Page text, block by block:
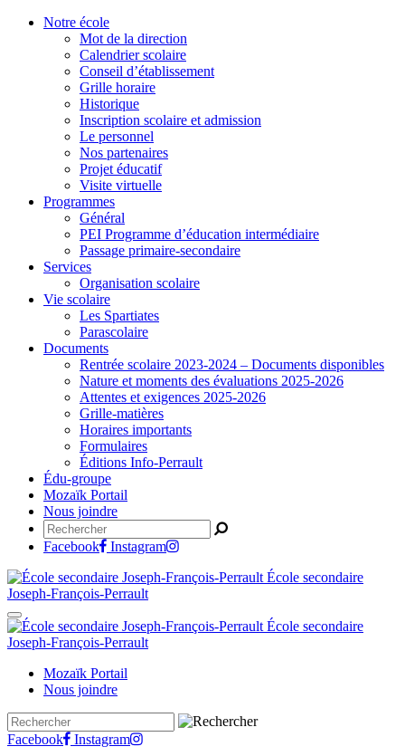
Notre école
Mot de la direction
Calendrier scolaire
Conseil d’établissement
Grille horaire
Historique
Inscription scolaire et admission
Le personnel
Nos partenaires
Projet éducatif
Visite virtuelle
Programmes
Général
PEI Programme d’éducation intermédiaire
Passage primaire-secondaire
Services
Organisation scolaire
Vie scolaire
Les Spartiates
Parascolaire
Documents
Rentrée scolaire 2023-2024 – Documents disponibles
Nature et moments des évaluations 2025-2026
Attentes et exigences 2025-2026
Grille-matières
Horaires importants
Formulaires
Éditions Info-Perrault
Édu-groupe
Mozaïk Portail
Nous joindre
Facebook
Instagram
École secondaire
Joseph-François-Perrault
École secondaire
Joseph-François-Perrault
Mozaïk Portail
Nous joindre
Facebook
Instagram